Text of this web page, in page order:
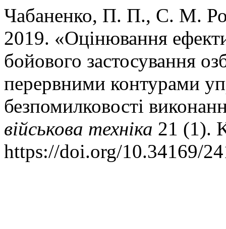
Чабаненко, П. П., С. М.
2019. «Оцінювання
бойового застосування
перервними контурами
безпомилковості
військова техніка 21 (1).
https://doi.org/10.34169/